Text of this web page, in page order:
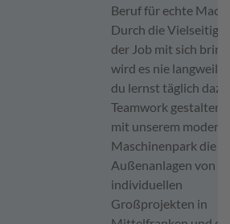
Beruf für echte
Durch die
der Job mit sich
wird es nie
du lernst täglich
Teamwork gestalten
mit unserem
Maschinenpark die
Außenanlagen von
individuellen
Großprojekten in